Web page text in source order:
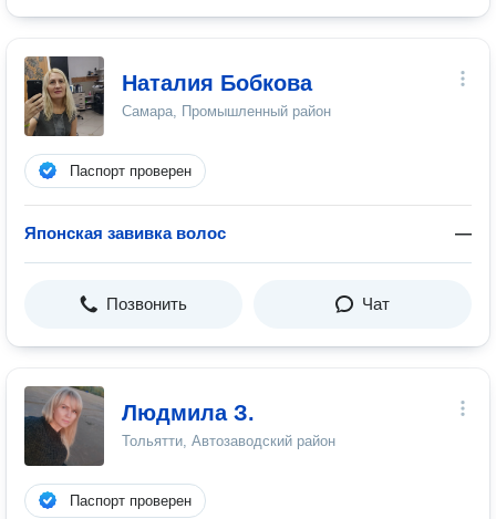
Наталия Бобкова
Самара, Промышленный район
Паспорт проверен
Японская завивка волос —
Позвонить Чат
Людмила З.
Тольятти, Автозаводский район
Паспорт проверен